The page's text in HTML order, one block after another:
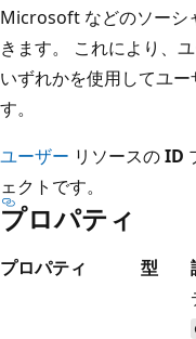
Microsoft などのソーシ
きます。 これにより、
いずれかを使用してユ
す。
ユーザー リソースのID
ェクトです。
プロパティ
プロパティ 型